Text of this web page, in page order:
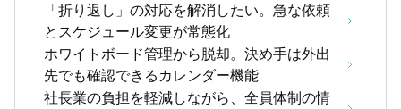
「折り返し」の対応を解消したい。急な依頼
とスケジュール変更が常態化
ホワイトボード管理から脱却。決め手は外出
先でも確認できるカレンダー機能
社長業の負担を軽減しながら、全員体制の情